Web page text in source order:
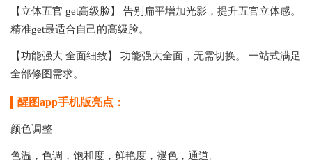
【立体五官 get高级脸】 告别扁平增加光影，提升五官立体感。
精准get最适合自己的高级脸。
【功能强大 全面细致】 功能强大全面，无需切换。 一站式满足
全部修图需求。
醒图app手机版亮点：
颜色调整
色温，色调，饱和度，鲜艳度，褪色，通道。